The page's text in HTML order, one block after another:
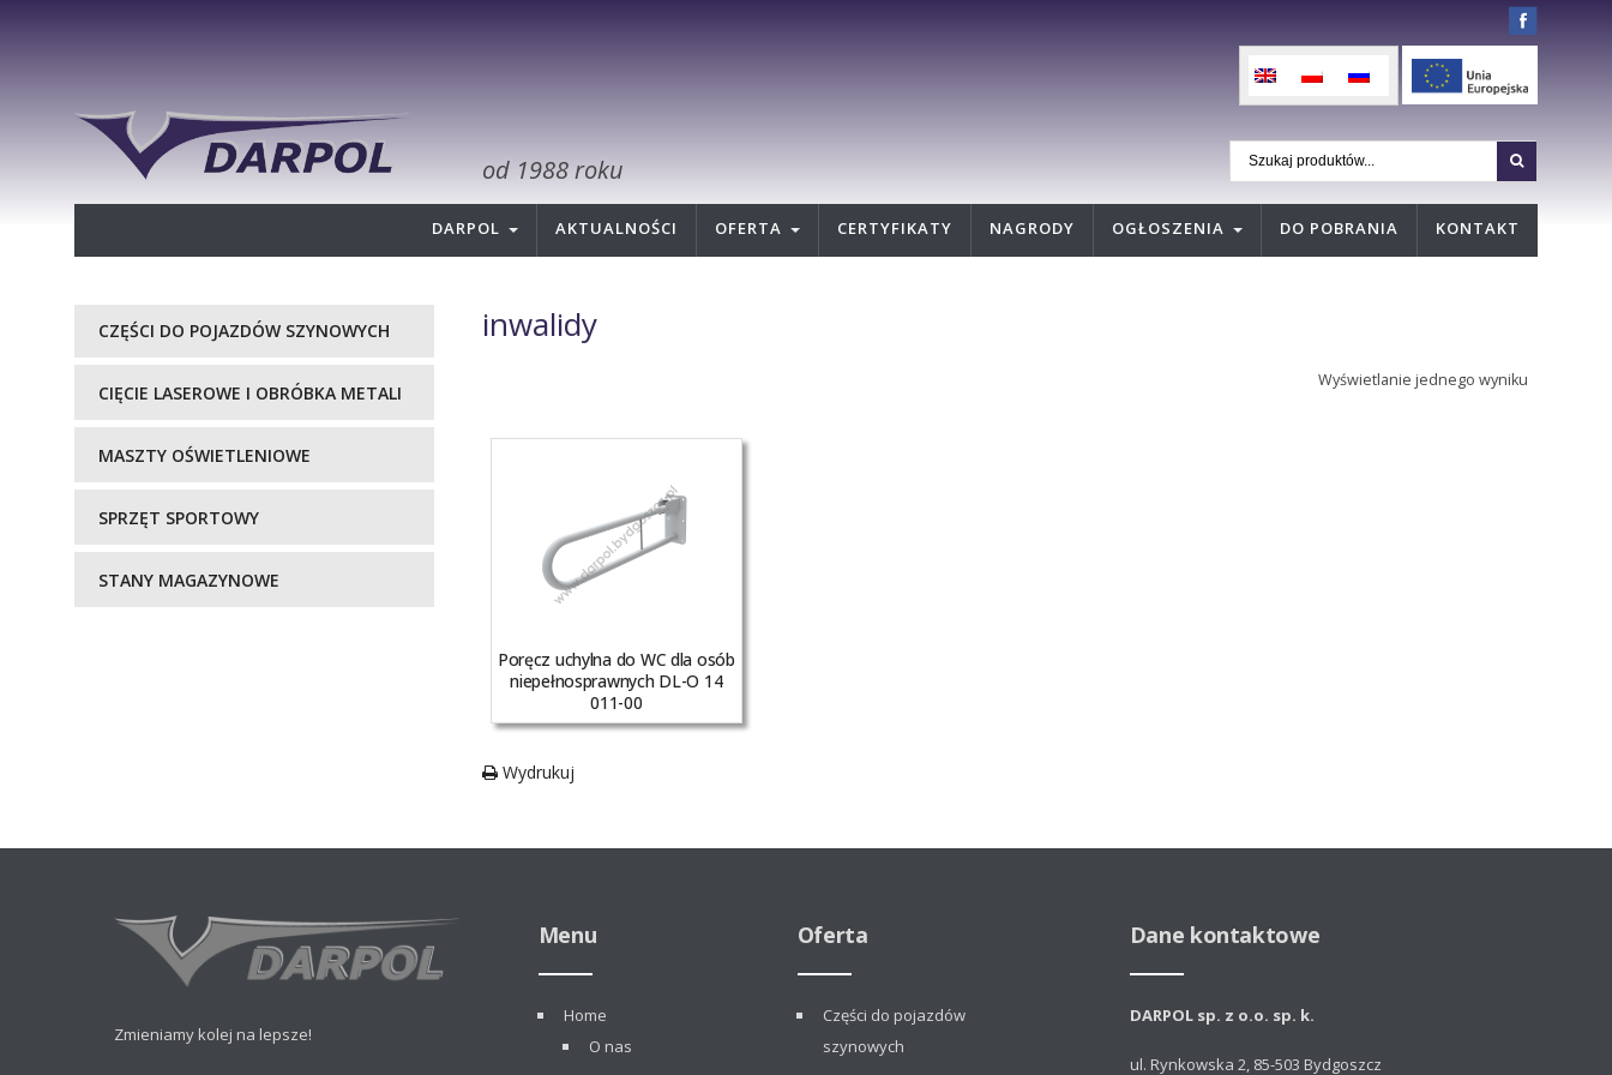
od 1988 roku
DARPOL AKTUALNOŚCI OFERTA CERTYFIKATY NAGRODY OGŁOSZENIA DO POBRANIA KONTAKT
inwalidy
Wyświetlanie jednego wyniku
Poręcz uchylna do WC dla osób
niepełnosprawnych DL-O 14
011-00
Wydrukuj
CZĘŚCI DO POJAZDÓW SZYNOWYCH
CIĘCIE LASEROWE I OBRÓBKA METALI
MASZTY OŚWIETLENIOWE
SPRZĘT SPORTOWY
STANY MAGAZYNOWE
Zmieniamy kolej na lepsze!
Menu
Home
O nas
Oferta
Części do pojazdów
szynowych
Dane kontaktowe
DARPOL sp. z o.o. sp. k.
ul. Rynkowska 2, 85-503 Bydgoszcz